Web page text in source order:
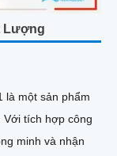
Lượng
là một sản phẩm
minh và nhận